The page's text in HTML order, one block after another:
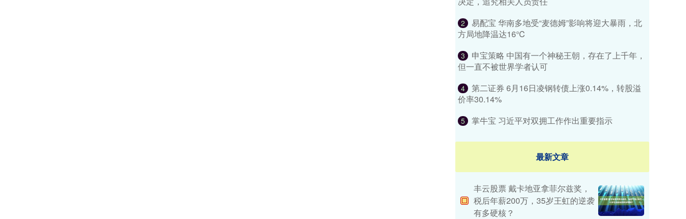
2
易配宝 华南多地受“麦德姆”影响将迎大暴雨，北
方局地降温达16℃
3
申宝策略 中国有一个神秘王朝，存在了上千年，
但一直不被世界学者认可
4
第二证券 6月16日凌钢转债上涨0.14%，转股溢
价率30.14%
5 掌牛宝 习近平对双拥工作作出重要指示
最新文章
丰云股票 戴卡地亚拿菲尔兹奖，
税后年薪200万，35岁王虹的逆袭
有多硬核？